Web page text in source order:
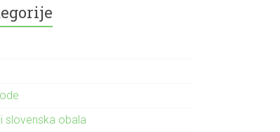
slovenska obala